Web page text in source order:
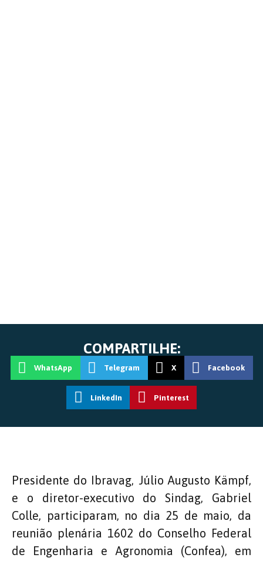
COMPARTILHE:
WhatsApp Telegram X Facebook
LinkedIn Pinterest
Presidente do Ibravag, Júlio Augusto Kämpf,
e o diretor-executivo do Sindag, Gabriel
Colle, participaram, no dia 25 de maio, da
reunião plenária 1602 do Conselho Federal
de Engenharia e Agronomia (Confea), em